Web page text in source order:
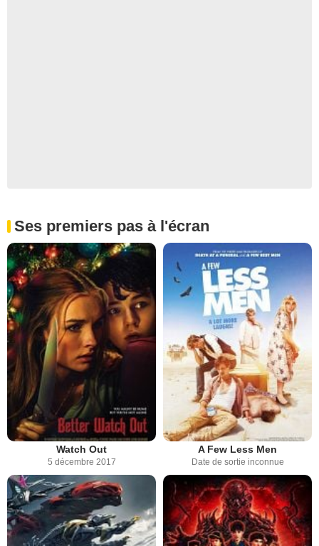
Ses premiers pas à l'écran
Watch Out
5 décembre 2017
A Few Less Men
Date de sortie inconnue